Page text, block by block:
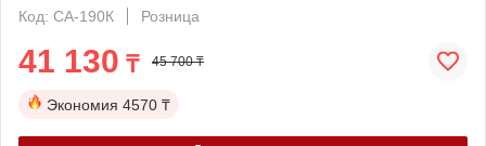
Код: СА-190К
Розница
41 130 ₸ 45 700 ₸
Экономия 4570 ₸